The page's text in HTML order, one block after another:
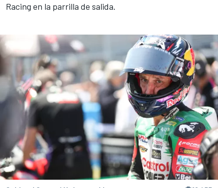
Racing en la parrilla de salida.